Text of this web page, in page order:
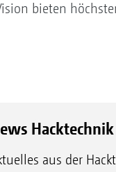
bieten
Hacktechnik
aus der